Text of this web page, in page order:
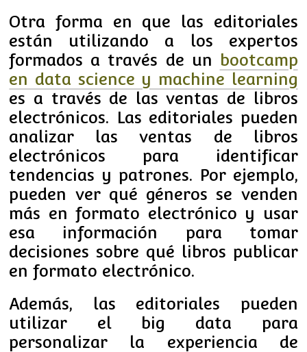
Otra forma en que las editoriales
están utilizando a los expertos
formados a través de un bootcamp
en data science y machine learning
es a través de las ventas de libros
electrónicos. Las editoriales pueden
analizar las ventas de libros
electrónicos para identificar
tendencias y patrones. Por ejemplo,
pueden ver qué géneros se venden
más en formato electrónico y usar
esa información para tomar
decisiones sobre qué libros publicar
en formato electrónico.
Además, las editoriales pueden
utilizar el big data para
personalizar la experiencia de